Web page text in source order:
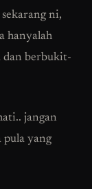
ni,
hanyalah
dan berbukit-
jangan
pula yang